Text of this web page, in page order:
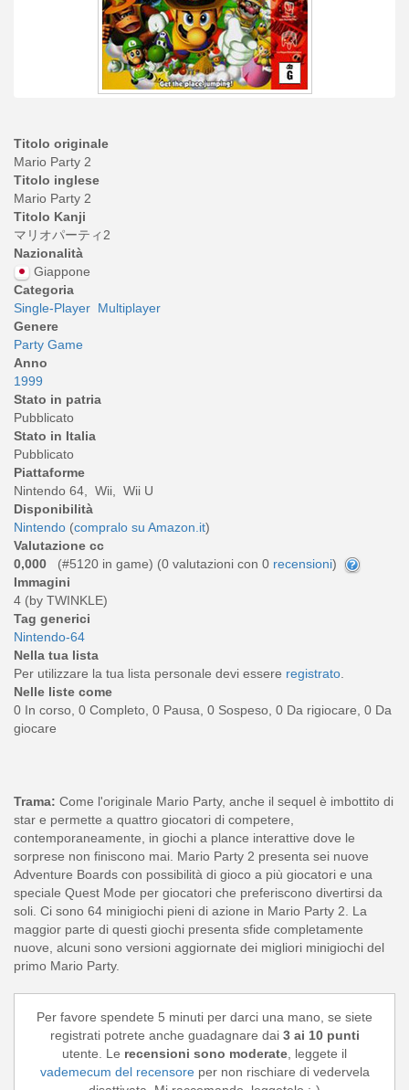
Titolo originale
Mario Party 2
Titolo inglese
Mario Party 2
Titolo Kanji
マリオパーティ2
Nazionalità
Giappone
Categoria
Single-Player Multiplayer
Genere
Party Game
Anno
1999
Stato in patria
Pubblicato
Stato in Italia
Pubblicato
Piattaforme
Nintendo 64, Wii, Wii U
Disponibilità
Nintendo (compralo su Amazon.it)
Valutazione cc
0,000
(#5120 in game) (0 valutazioni con 0 recensioni)
Immagini
4 (by TWINKLE)
Tag generici
Nintendo-64
Nella tua lista
Per utilizzare la tua lista personale devi essere registrato.
Nelle liste come
0 In corso, 0 Completo, 0 Pausa, 0 Sospeso, 0 Da rigiocare, 0 Da
giocare
Trama: Come l'originale Mario Party, anche il sequel è imbottito di
star e permette a quattro giocatori di competere,
contemporaneamente, in giochi a plance interattive dove le
sorprese non finiscono mai. Mario Party 2 presenta sei nuove
Adventure Boards con possibilità di gioco a più giocatori e una
speciale Quest Mode per giocatori che preferiscono divertirsi da
soli. Ci sono 64 minigiochi pieni di azione in Mario Party 2. La
maggior parte di questi giochi presenta sfide completamente
nuove, alcuni sono versioni aggiornate dei migliori minigiochi del
primo Mario Party.
Per favore spendete 5 minuti per darci una mano, se siete
registrati potrete anche guadagnare dai 3 ai 10 punti
utente. Le recensioni sono moderate, leggete il
vademecum del recensoreper non rischiare di vedervela